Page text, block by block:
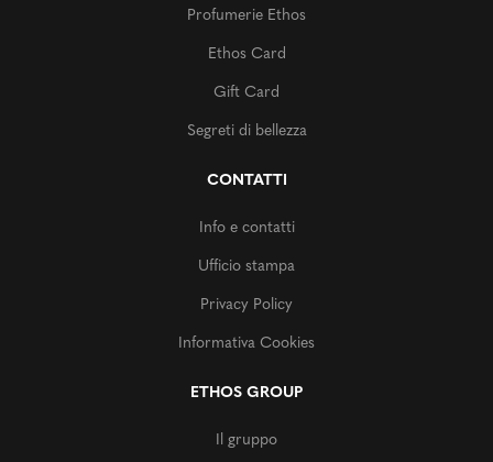
Profumerie Ethos
Ethos Card
Gift Card
Segreti di bellezza
CONTATTI
Info e contatti
Ufficio stampa
Privacy Policy
Informativa Cookies
ETHOS GROUP
Il gruppo